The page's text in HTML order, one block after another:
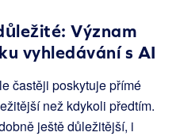
Význam
vyhledávání s AI
častěji poskytuje přímé
než kdykoli předtím.
ještě důležitější, i